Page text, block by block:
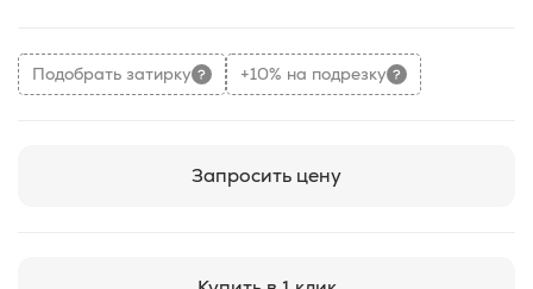
Подобрать затирку +10% на подрезку
Запросить цену